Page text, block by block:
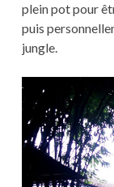
plein pot pour
puis
jungle.